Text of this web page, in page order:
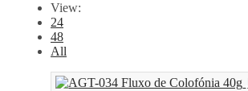
View:
24
48
All